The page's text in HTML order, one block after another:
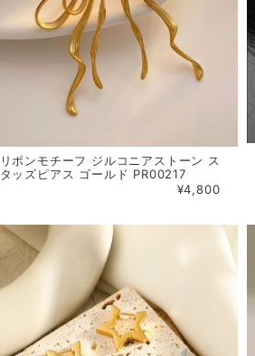
リボンモチーフ ジルコニアストーン ス
タッズピアス ゴールド PR00217
¥4,800